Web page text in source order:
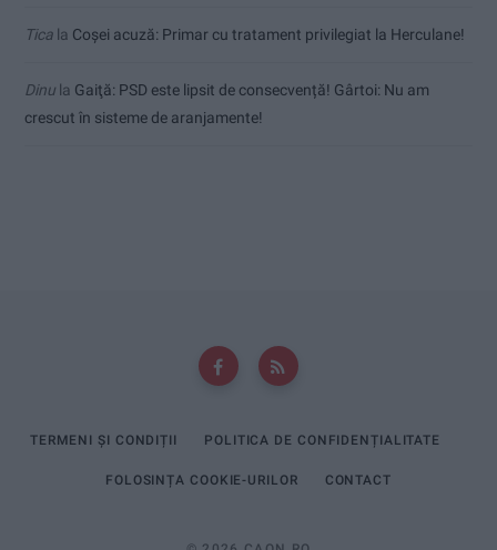
Tica la Coșei acuză: Primar cu tratament privilegiat la Herculane!
Dinu la Gaiţă: PSD este lipsit de consecvență! Gârtoi: Nu am
crescut în sisteme de aranjamente!
TERMENI ȘI CONDIȚII POLITICA DE CONFIDENȚIALITATE
FOLOSINȚA COOKIE-URILOR CONTACT